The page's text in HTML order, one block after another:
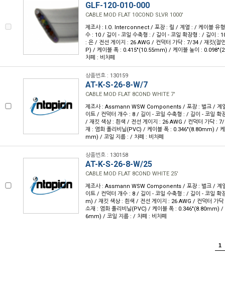
GLF-120-010-000
CABLE MOD FLAT 10COND SLVR 1000'
제조사 : I.O. Interconnect / 포장 : 릴 / 계열 : / 케이블 유형
수 : 10 / 길이 - 코일 수축형 : / 길이 - 코일 확장형 : / 길이 :
: 은 / 전선 게이지 : 26 AWG / 컨덕터 가닥 : 7/34 / 재킷(절
P) / 케이블 폭 : 0.415"(10.55mm) / 케이블 높이 :
차폐 : 비차폐
상품번호 : 130159
AT-K-S-26-8-W/7
CABLE MOD FLAT 8COND WHITE 7'
제조사 : Assmann WSW Components / 포장 : 벌크 / 계
이트 / 컨덕터 개수 : 8 / 길이 - 코일 수축형 : / 길이 - 코일
/ 재킷 색상 : 흰색 / 전선 게이지 : 26 AWG / 컨덕터 가닥 :
재 : 염화 폴리비닐(PVC) / 케이블 폭 : 0.346"(8.80mm) /
mm) / 코일 지름 : / 차폐 : 비차폐
상품번호 : 130158
AT-K-S-26-8-W/25
CABLE MOD FLAT 8COND WHITE 25'
제조사 : Assmann WSW Components / 포장 : 벌크 / 계
이트 / 컨덕터 개수 : 8 / 길이 - 코일 수축형 : / 길이 - 코일
m) / 재킷 색상 : 흰색 / 전선 게이지 : 26 AWG / 컨덕터 가
소재 : 염화 폴리비닐(PVC) / 케이블 폭 : 0.346"(8.80mm) /
6mm) / 코일 지름 : / 차폐 : 비차폐
1